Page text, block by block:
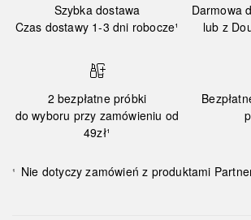
Szybka dostawa
Czas dostawy 1-3 dni robocze¹
Darmowa
lub z
2 bezpłatne próbki
do wyboru przy zamówieniu od
49zł¹
¹ Nie dotyczy zamówień z produktami